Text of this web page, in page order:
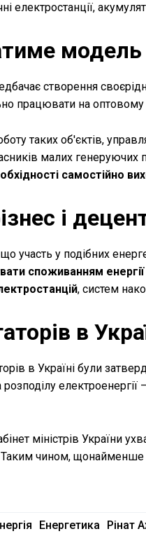
електростанції,
модель
створення
працювати на оптовому
таких об'єктів,
малих
самостійно
і
участь у подібних
споживанням
, систем
в
в Україні були
розподілу
міністрів України
Таким чином, щонайменше
Енергетика Рінат